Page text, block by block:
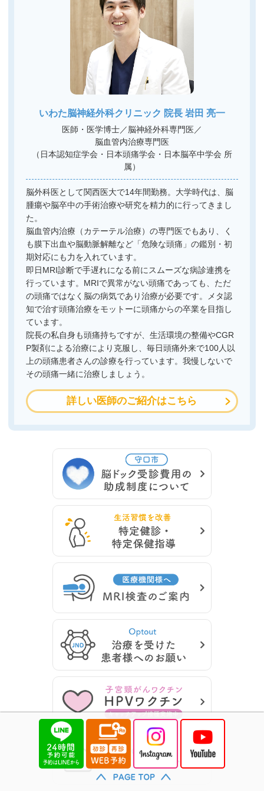
いわた脳神経外科クリニック 院長 岩田 亮一
医師・医学博士／ 脳神経外科専門医／
脳血管内治療専門医
（日本認知症学会・日本頭痛学会・日本脳卒中学会 所
属）
脳外科医として関西医大で14年間勤務。大学時代は、脳
腫瘍や脳卒中の手術治療や研究を精力的に行ってきまし
た。
脳血管内治療（カテーテル治療）の専門医でもあり、く
も膜下出血や脳動脈解離など「危険な頭痛」の鑑別・初
期対応にも力を入れています。
即日MRI診断で手遅れになる前にスムーズな病診連携を
行っています。MRIで異常がない頭痛であっても、ただ
の頭痛ではなく脳の病気であり治療が必要です。メタ認
知で治す頭痛治療をモットーに頭痛からの卒業を目指し
ています。
院長の私自身も頭痛持ちですが、生活環境の整備やCGR
P製剤による治療により克服し、毎日頭痛外来で100人以
上の頭痛患者さんの診療を行っています。我慢しないで
その頭痛一緒に治療しましょう。
詳しい医師のご紹介はこちら